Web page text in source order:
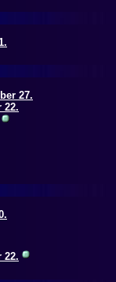
27.
22.
22.